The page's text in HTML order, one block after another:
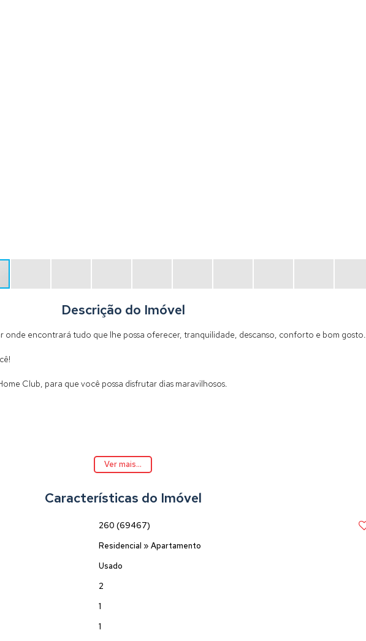
Descrição do Imóvel
onde encontrará tudo que lhe possa oferecer, tranquilidade, descanso, conforto e bom gosto.
Club, para que você possa disfrutar dias maravilhosos.
que fazem a Diferença
de perto.
Ver mais...
Características do Imóvel
260 (69467)
Residencial » Apartamento
Usado
2
1
1